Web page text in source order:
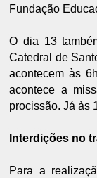
Fundação
O dia 13
Catedral de
acontecem às
acontece a
procissão. Já às
Interdições no
Para a